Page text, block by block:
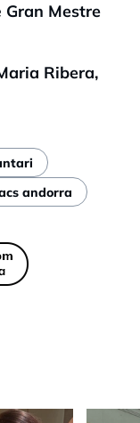
Gran Mestre
Ribera,
andorra